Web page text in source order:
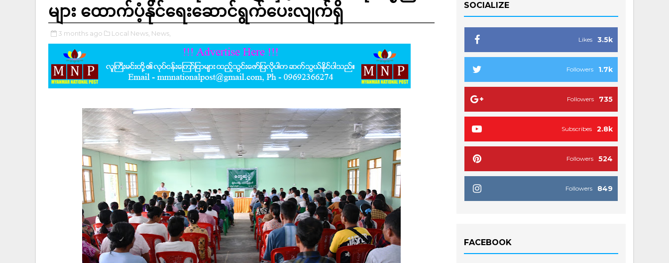
များ ထောက်ပံ့နိုင်ရေးဆောင်ရွက်ပေးလျက်ရှိ
3 months ago Local News, News,
SOCIALIZE
3.5k
Likes
1.7k
Followers
735
Followers
2.8k
Subscribes
524
Followers
849
Followers
FACEBOOK